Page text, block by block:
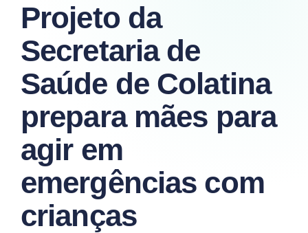
Projeto da
Secretaria de
Saúde de Colatina
prepara mães para
agir em
emergências com
crianças